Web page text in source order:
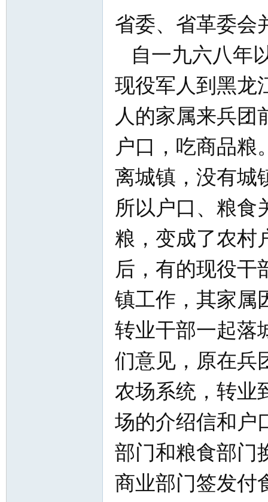
省委、省革委会
自一九六八年
现役军人到黑龙
人的家属来兵团
户口，吃商品粮
离城镇，没有城
所以户口、粮食
粮，变成了农村
后，有的现役干
镇工作，其家属
转业干部一起落
们意见，原在兵
农场系统，转业
场的介绍信和户
部门和粮食部门
商业部门签发付